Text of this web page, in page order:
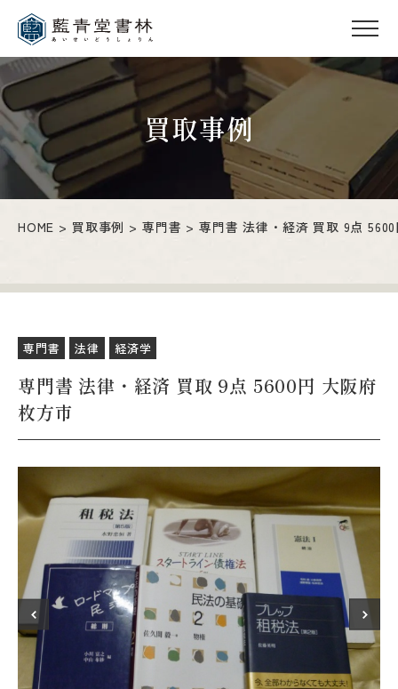
買取事例
HOME 買取事例 専門書 専門書 法律・経済 買取 9点
専門書 法律 経済学
専門書 法律・経済 買取 9点 5600円 大阪府
枚方市